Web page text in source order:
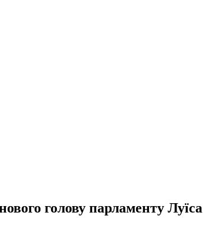
голову парламенту Луїса